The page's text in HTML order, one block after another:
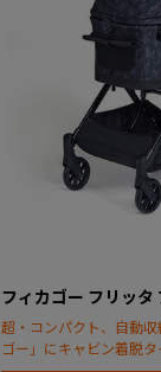
フィカゴー フリッタ
超・コンパクト、自動
ゴー」にキャビン着脱タ